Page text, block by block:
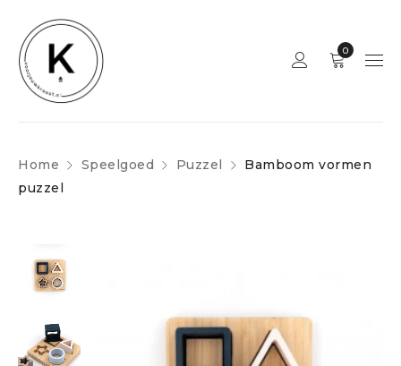
0
Home Speelgoed Puzzel
Bamboom vormen
puzzel